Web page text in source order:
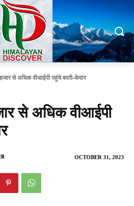
से अधिक वीआईपी पहुंचे बदरी-केदार
से अधिक वीआईपी
OCTOBER 31, 2023